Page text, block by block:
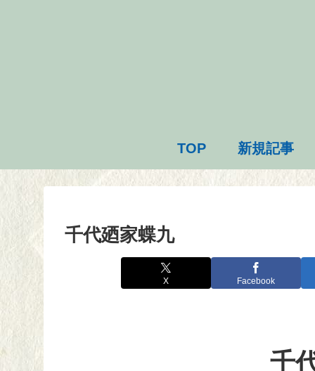
TOP 新規記事
千代廼家蝶九
X Facebook
千